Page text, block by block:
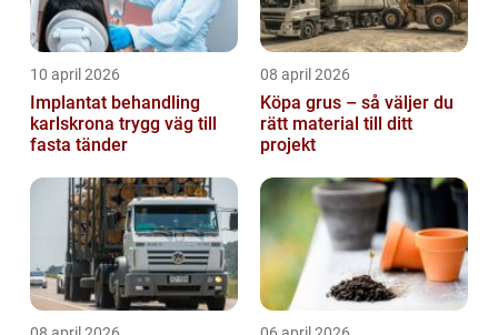
10 april 2026
Implantat behandling
karlskrona trygg väg till
fasta tänder
08 april 2026
Köpa grus – så väljer du
rätt material till ditt
projekt